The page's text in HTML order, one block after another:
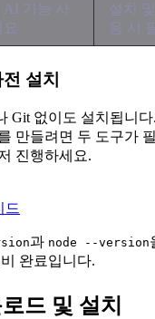
AI 기능 사
설치
용 시
설치
Git 없이도 설치됩니
만들려면 두 도구가
진행하세요.
드
과 node --version
완료입니다.
드 및 설치